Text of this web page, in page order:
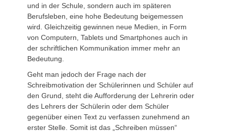
und in der Schule, sondern auch im späteren
Berufsleben, eine hohe Bedeutung beigemessen
wird. Gleichzeitig gewinnen neue Medien, in Form
von Computern, Tablets und Smartphones auch in
der schriftlichen Kommunikation immer mehr an
Bedeutung.
Geht man jedoch der Frage nach der
Schreibmotivation der Schülerinnen und Schüler auf
den Grund, steht die Aufforderung der Lehrerin oder
des Lehrers der Schülerin oder dem Schüler
gegenüber einen Text zu verfassen zunehmend an
erster Stelle. Somit ist das „Schreiben müssen“